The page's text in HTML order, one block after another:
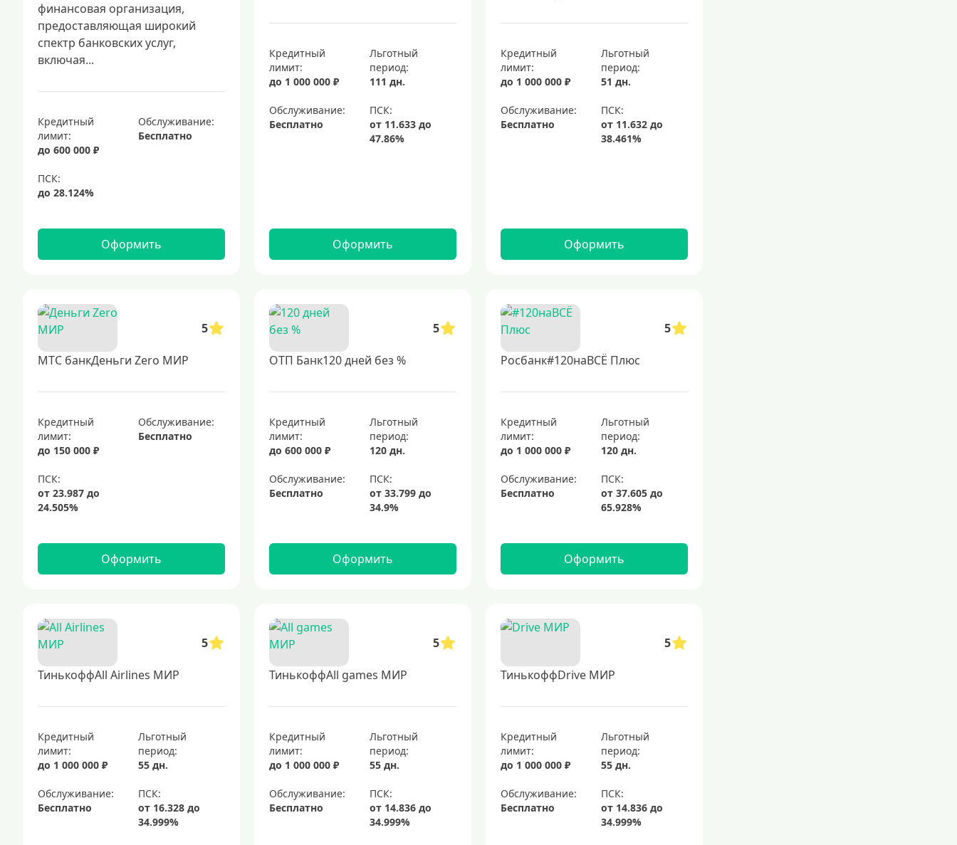
финансовая организация,
предоставляющая широкий
спектр банковских услуг,
включая...
Кредитный
лимит:
до 600 000 ₽
Обслуживание:
Бесплатно
Оформить
Кредитный
лимит:
до 1 000 000 ₽
Льготный
период:
111 дн.
Обслуживание:
Бесплатно
Оформить
Кредитный
лимит:
до 1 000 000 ₽
Льготный
период:
51 дн.
Обслуживание:
Бесплатно
Оформить
5
МТС банкДеньги Zero МИР
Кредитный
лимит:
до 150 000 ₽
Обслуживание:
Бесплатно
Оформить
5
ОТП Банк120 дней без %
Кредитный
лимит:
до 600 000 ₽
Льготный
период:
120 дн.
Обслуживание:
Бесплатно
Оформить
5
Росбанк#120наВСЁ Плюс
Кредитный
лимит:
до 1 000 000 ₽
Льготный
период:
120 дн.
Обслуживание:
Бесплатно
Оформить
5
ТинькоффAll Airlines МИР
Кредитный
лимит:
до 1 000 000 ₽
Льготный
период:
55 дн.
Обслуживание:
Бесплатно
5
ТинькоффAll games МИР
Кредитный
лимит:
до 1 000 000 ₽
Льготный
период:
55 дн.
Обслуживание:
Бесплатно
5
ТинькоффDrive МИР
Кредитный
лимит:
до 1 000 000 ₽
Льготный
период:
55 дн.
Обслуживание:
Бесплатно